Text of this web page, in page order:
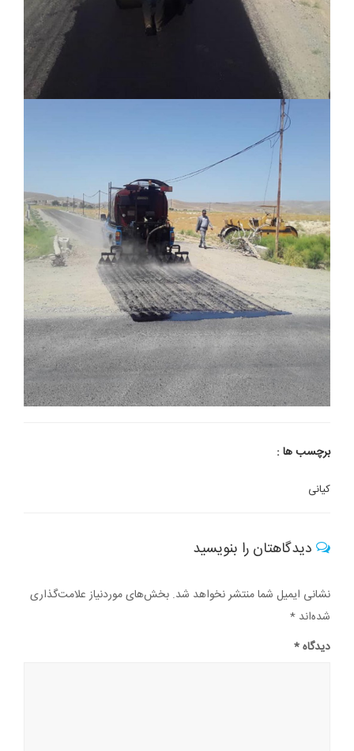
برچسب ها :
کیانی
دیدگاهتان را بنویسید
نشانی ایمیل شما منتشر نخواهد شد. بخش‌های موردنیاز علامت‌گذاری
شده‌اند *
دیدگاه*